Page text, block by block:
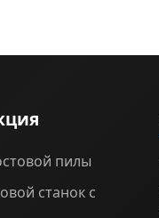
пилы
станок с